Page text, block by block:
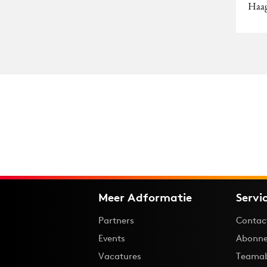
Meer Adformatie
Partners
Events
Vacatures